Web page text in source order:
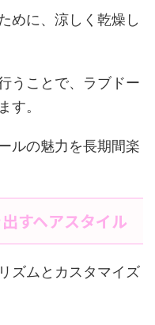
めに、涼しく乾燥し
うことで、ラブドー
す。
ルの魅力を長期間楽
すヘアスタイル
ズムとカスタマイズ